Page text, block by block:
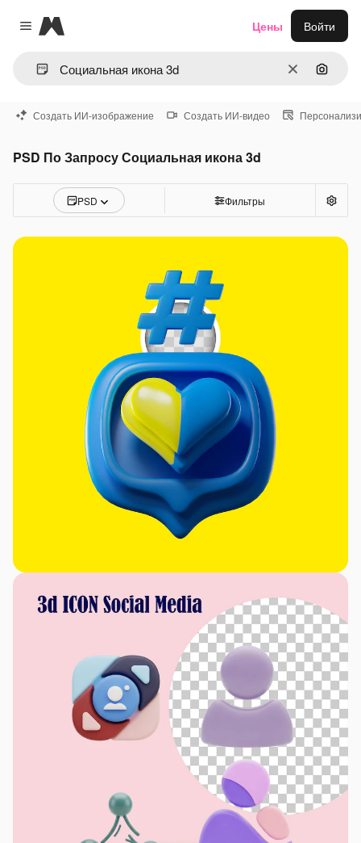
Close menu
Magnific
ОчиститьПоиск
Цены Войти
Создать ИИ-изображение Создать ИИ-видео
PSD По Запросу Социальная икона 3d
PSD Фильтры